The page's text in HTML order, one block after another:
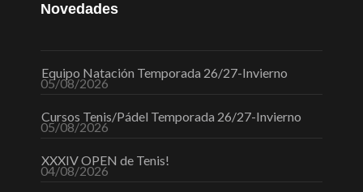
Novedades
Equipo Natación Temporada 26/27-Invierno
05/08/2026
Cursos Tenis/Pádel Temporada 26/27-Invierno
05/08/2026
XXXIV OPEN de Tenis!
04/08/2026